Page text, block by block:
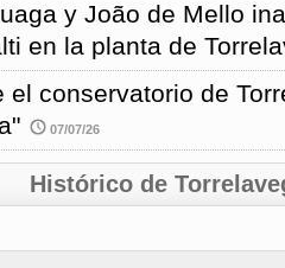
y João de Mello
en la planta de
el conservatorio de
07/07/26
Histórico de